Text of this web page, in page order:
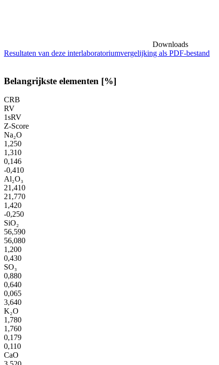
Downloads
Resultaten van deze interlaboratoriumvergelijking als PDF-bestand
Belangrijkste elementen [%]
CRB
RV
1sRV
Z-Score
Na₂O
1,250
1,310
0,146
-0,410
Al₂O₃
21,410
21,770
1,420
-0,250
SiO₂
56,590
56,080
1,200
0,430
SO₃
0,880
0,640
0,065
3,640
K₂O
1,780
1,760
0,179
0,110
CaO